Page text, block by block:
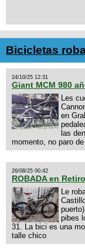
Bicicletas
24/10/25 12:31
Giant MCM 980
Les
en
las
momento, no paro
26/08/25 00:42
ROBADA en
Le
pibes
31. La bici es una
talle chico